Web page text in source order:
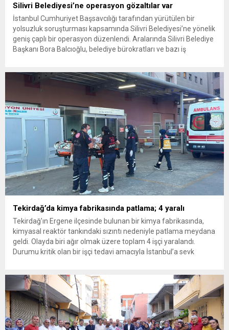
Silivri Belediyesi’ne operasyon gözaltılar var
İstanbul Cumhuriyet Başsavcılığı tarafından yürütülen bir
yolsuzluk soruşturması kapsamında Silivri Belediyesi’ne yönelik
geniş çaplı bir operasyon düzenlendi. Aralarında Silivri Belediye
Başkanı Bora Balcıoğlu, belediye bürokratları ve bazı iş
inceleme ve arama çalışmaları devam ediyor. İstanbul’da...
Tekirdağ’da kimya fabrikasında patlama; 4 yaralı
Tekirdağ’ın Ergene ilçesinde bulunan bir kimya fabrikasında,
kimyasal reaktör tankındaki sızıntı nedeniyle patlama meydana
geldi. Olayda biri ağır olmak üzere toplam 4 işçi yaralandı.
Durumu kritik olan bir işçi tedavi amacıyla İstanbul’a sevk
ilçesine...